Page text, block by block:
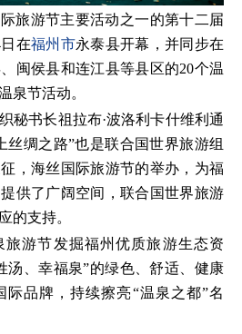
旅游节主要活动之一的第十二届
在福州市永泰县开幕，并同步在
闽侯县和连江县等县区的20个温
泉节活动。
秘书长祖拉布·波洛利卡什维利通
丝绸之路”也是联合国世界旅游组
，海丝国际旅游节的举办，为福
供了广阔空间，联合国世界旅游
的支持。
旅游节发掘福州优质旅游生态资
汤、幸福泉”的绿色、舒适、健康
品牌，持续擦亮“温泉之都”名